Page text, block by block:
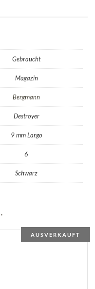
Gebraucht
Magazin
Bergmann
Destroyer
9 mm Largo
6
Schwarz
AUSVERKAUFT